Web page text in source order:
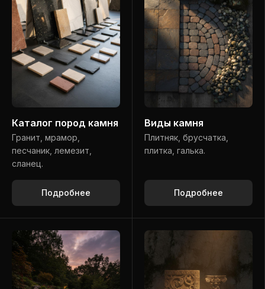
Каталог пород камня
Гранит, мрамор,
песчаник, лемезит,
сланец.
Подробнее
Виды камня
Плитняк, брусчатка,
плитка, галька.
Подробнее